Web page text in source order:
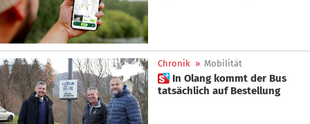
Chronik » Mobilität
 In Olang kommt der Bus
tatsächlich auf Bestellung